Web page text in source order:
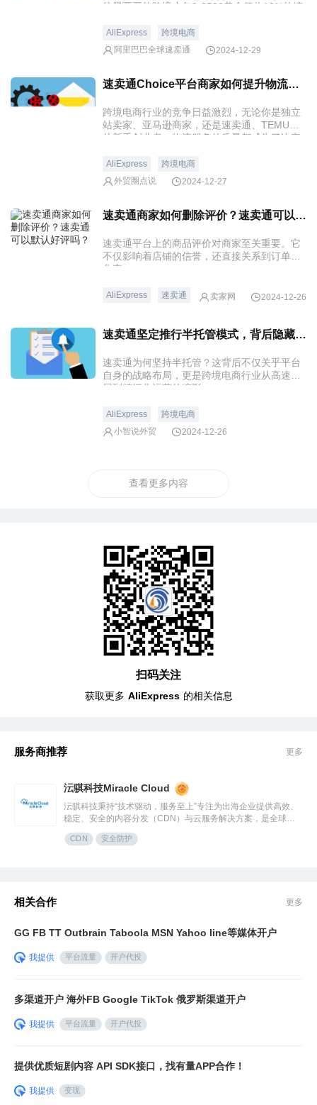
往墨西哥的跨境小包0-2500美金征收19%的综
AliExpress
跨境电商
阿里巴巴全球速卖通
2024-12-29
速卖通Choice平台商家如何提升物流服务质量以赢得客户？
跨境电商行业的竞争日益激烈，无论你是独立
站卖家、亚马逊商家，还是速卖通、TEMU上
的新手创业者，物流服务的质量都成为了决定
AliExpress
跨境电商
外贸圈点说
2024-12-27
速卖通商家如何删除评价？速卖通可以默认好评吗？
速卖通平台上的商品评价对商家至关重要。它
不仅影响着店铺的信誉，还直接关系到订单转
化率。
AliExpress 速卖通 卖家网 2024-12-26
速卖通坚定推行半托管模式，背后隐藏着怎样的外贸新机遇？
速卖通为何坚持半托管？这背后不仅关乎平台
自身的战略布局，更是跨境电商行业从高速发
展到精细化运营的缩影。
AliExpress
跨境电商
小智说外贸
2024-12-26
查看更多内容
扫码关注
获取更多 AliExpress 的相关信息
服务商推荐 更多
沄骐科技Miracle Cloud
沄骐科技秉持“技术驱动，服务至上”专注为出海企业提供高效、
稳定、安全的内容分发（CDN）与云服务解决方案，是全球边
缘云领导者Fastly中国区首个合作伙伴。团队由业内资深专家组
成，拥有大规模分布式架构服务经验，提供全流程技术支持与定
CDN 安全防护
相关合作 更多
GG FB TT Outbrain Taboola MSN Yahoo line等媒体开户
我提供 平台流量 开户代投
多渠道开户 海外FB Google TikTok 俄罗斯渠道开户
我提供 平台流量 开户代投
提供优质短剧内容 API SDK接口，找有量APP合作！
我提供 变现